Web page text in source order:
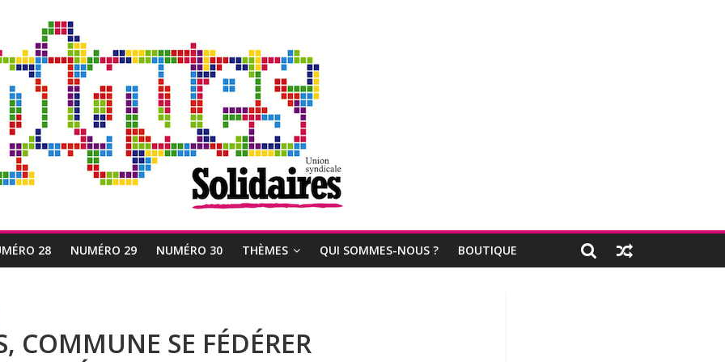
28 NUMÉRO 29 NUMÉRO 30 THÈMES QUI SOMMES-NOUS ? BOUTIQUE
COMMUNE SE FÉDÉRER